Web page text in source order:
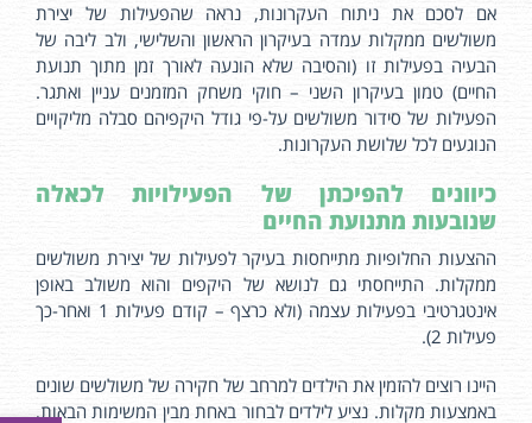
אם לסכם את ניתוח העקרונות, נראה שהפעילות של יצירת
משולשים ממקלות עמדה בעיקרון הראשון והשלישי, ולב ליבה של
הבעיה בפעילות זו (והסיבה שלא הונעה לאורך זמן מתוך תנועת
החיים) טמון בעיקרון השני – חוקי משחק המזמנים עניין ואתגר.
הפעילות של סידור משולשים על-פי גודל היקפיהם סבלה מליקויים
הנוגעים לכל שלושת העקרונות.
כיוונים להפיכתן של הפעילויות לכאלה
שנובעות מתנועת החיים
ההצעות החלופיות מתייחסות בעיקר לפעילות של יצירת משולשים
ממקלות. התייחסתי גם לנושא של היקפים והוא משולב באופן
אינטגרטיבי בפעילות עצמה (ולא כרצף – קודם פעילות 1 ואחר-כך
פעילות 2).
היינו רוצים להזמין את הילדים למרחב של חקירה של משולשים שונים
באמצעות מקלות. נציע לילדים לבחור באחת מבין המשימות הבאות,